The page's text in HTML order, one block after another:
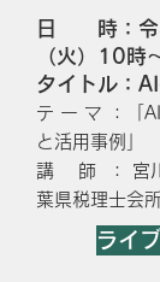
日 時：令
（火）10時
タイトル：
テ ー マ ​：「
と活用事例」
講 師 ： 宮
葉県税理士会
ライ